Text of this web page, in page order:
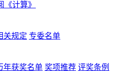
《计算》
关规定 专委名单
年获奖名单 奖项推荐 评奖条例